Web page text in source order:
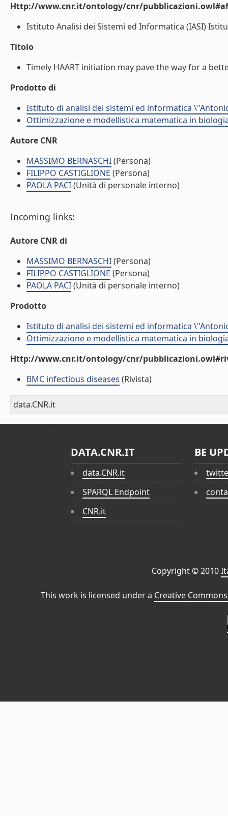
Http://www.cnr.it/ontology/cnr/
Istituto Analisi dei Sistemi ed Informatica (IASI)
Titolo
Timely HAART initiation may pave the way for a
Prodotto di
Istituto di analisi dei sistemi ed informatica
Ottimizzazione e modellistica matematica in
Autore CNR
MASSIMO BERNASCHI(Persona)
FILIPPO CASTIGLIONE (Persona)
PAOLA PACI(Unità di personale interno)
Incoming links:
Autore CNR di
MASSIMO BERNASCHI(Persona)
FILIPPO CASTIGLIONE (Persona)
PAOLA PACI(Unità di personale interno)
Prodotto
Istituto di analisi dei sistemi ed informatica
Ottimizzazione e modellistica matematica in
Http://www.cnr.it/ontology/cnr/
BMC infectious diseases (Rivista)
data.CNR.it
DATA.CNR.IT
data.CNR.it
SPARQL Endpoint
CNR.it
BE
Copyright © 2010
This work is licensed under a Creative